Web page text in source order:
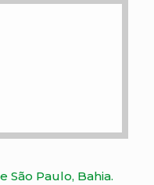
São Paulo, Bahia.